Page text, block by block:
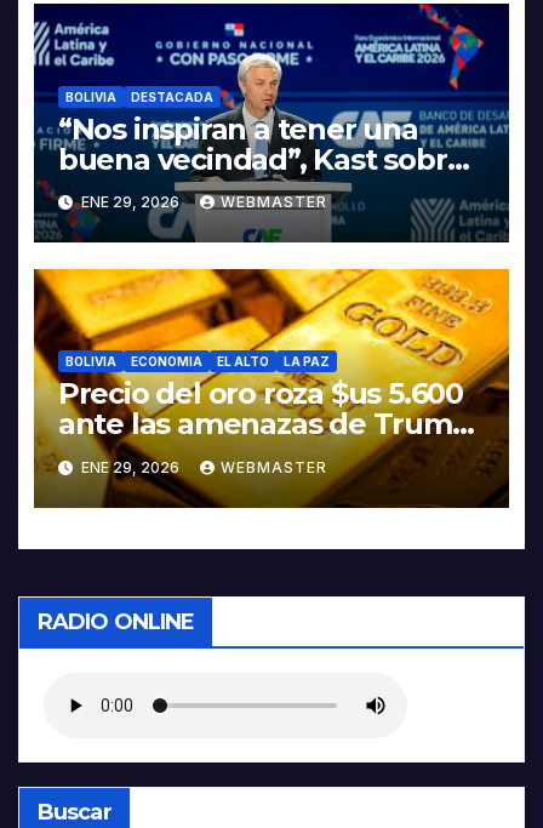
LITIO
BOLIVIA DESTACADA
“Nos inspiran a tener una
buena vecindad”, Kast sobre
discurso del presidente
Rodrigo Paz
ENE 29, 2026 WEBMASTER
BOLIVIA ECONOMIA EL ALTO LA PAZ
Precio del oro roza $us 5.600
ante las amenazas de Trump
contra Irán
ENE 29, 2026 WEBMASTER
RADIO ONLINE
Buscar